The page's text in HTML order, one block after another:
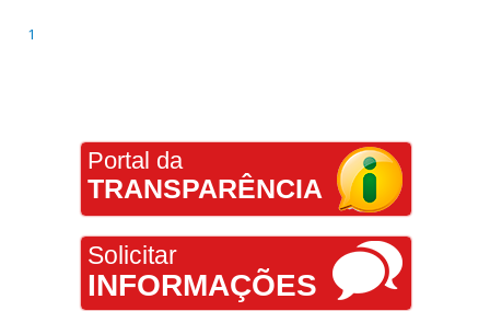
1
Portal da
TRANSPARÊNCIA
Solicitar
INFORMAÇÕES